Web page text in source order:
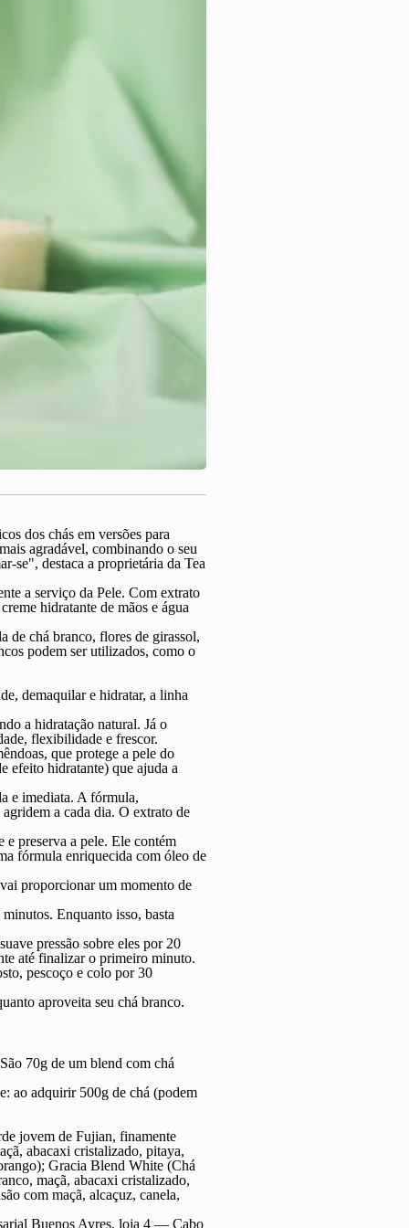
dos chás em versões para
agradável, combinando o seu
se", destaca a proprietária da Tea
a serviço da Pele. Com extrato
hidratante de mãos e água
de chá branco, flores de girassol,
podem ser utilizados, como o
demaquilar e hidratar, a linha
a hidratação natural. Já o
flexibilidade e frescor.
que protege a pele do
efeito hidratante) que ajuda a
e imediata. A fórmula,
a cada dia. O extrato de
e preserva a pele. Ele contém
fórmula enriquecida com óleo de
proporcionar um momento de
Enquanto isso, basta
pressão sobre eles por 20
até finalizar o primeiro minuto.
pescoço e colo por 30
aproveita seu chá branco.
70g de um blend com chá
ao adquirir 500g de chá (podem
jovem de Fujian, finamente
abacaxi cristalizado, pitaya,
Gracia Blend White (Chá
maçã, abacaxi cristalizado,
com maçã, alcaçuz, canela,
Buenos Ayres, loja 4 — Cabo